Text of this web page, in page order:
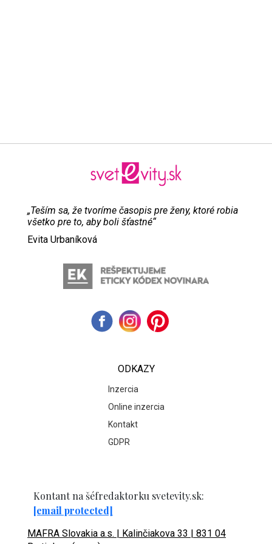
„Teším sa, že tvoríme časopis pre ženy, ktoré robia
všetko pre to, aby boli šťastné“
Evita Urbaníková
ODKAZY
Inzercia
Online inzercia
Kontakt
GDPR
Kontant na šéfredaktorku svetevity.sk:
[email protected]
MAFRA Slovakia a.s. | Kalinčiakova 33 | 831 04